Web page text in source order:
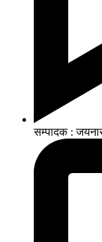
सम्पादक :